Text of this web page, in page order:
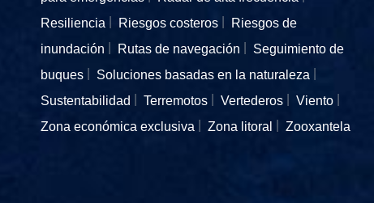
Resiliencia
Riesgos costeros
Riesgos de
inundación
Rutas de navegación
Seguimiento de
buques
Soluciones basadas en la naturaleza
Sustentabilidad
Terremotos Vertederos
Viento
Zona económica exclusiva
Zona litoral Zooxantela